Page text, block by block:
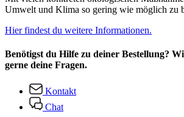
Umwelt und Klima so gering wie möglich zu
Hier findest du weitere Informationen.
Benötigst du Hilfe zu deiner Bestellung?
gerne deine Fragen.
Kontakt
Chat